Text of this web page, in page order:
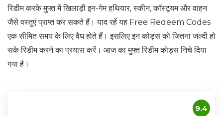
रिडीम करके मुफ्त में खिलाड़ी इन-गेम हथियार, स्कीन, कॉस्टूयम और वाहन
जैसे वस्तुएं प्राप्त कर सकते हैं। याद रहें यह Free Redeem Codes
एक सीमित समय के लिए वैध होते हैं। इसलिए इन कोड्स को जितना जल्दी हो
सके रिडीम करने का प्रयास करें। आज का मुफ्त रिडीम कोड्स निचे दिया
गया है।
9.4